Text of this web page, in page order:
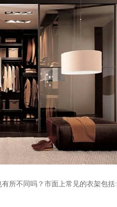
所不同吗？市面上常见的衣架包括: